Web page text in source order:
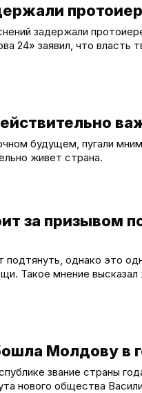
задержали
24» заявил, что власть
будущем, пугали
живет страна.
за призывом
однако это
Такое мнение
Молдову в
звание страны
нового общества